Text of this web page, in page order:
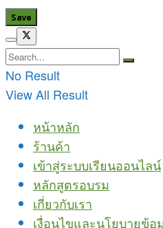
No Result
View All Result
หน้าหลัก
ร้านค้า
เข้าสู่ระบบเรียนออนไลน์
หลักสูตรอบรม
เกี่ยวกับเรา
เงื่อนไขและนโยบายข้อ